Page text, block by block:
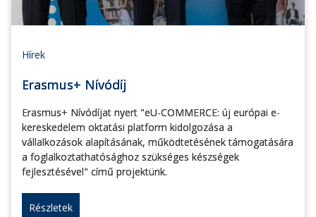
Hírek
Erasmus+ Nívódíj
Erasmus+ Nívódíjat nyert "eU-COMMERCE: új európai e-
kereskedelem oktatási platform kidolgozása a
vállalkozások alapításának, működtetésének támogatására
a foglalkoztathatósághoz szükséges készségek
fejlesztésével" című projektünk.
Részletek